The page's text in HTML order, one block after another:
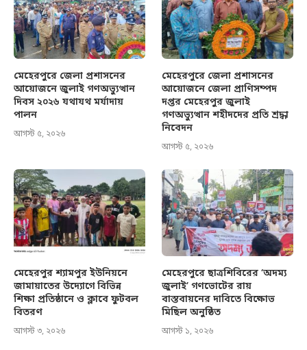
মেহেরপুরে জেলা প্রশাসনের
আয়োজনে জুলাই গণঅভ্যুত্থান
দিবস ২০২৬ যথাযথ মর্যাদায়
পালন
আগস্ট ৫, ২০২৬
মেহেরপুরে জেলা প্রশাসনের
আয়োজনে জেলা প্রাণিসম্পদ
দপ্তর মেহেরপুর জুলাই
গণঅভ্যুত্থান শহীদদের প্রতি শ্রদ্ধা
নিবেদন
আগস্ট ৫, ২০২৬
মেহেরপুর শ্যামপুর ইউনিয়নে
জামায়াতের উদ্যোগে বিভিন্ন
শিক্ষা প্রতিষ্ঠানে ও ক্লাবে ফুটবল
বিতরণ
আগস্ট ৩, ২০২৬
মেহেরপুরে ছাত্রশিবিরের ‘অদম্য
জুলাই’ গণভোটের রায়
বাস্তবায়নের দাবিতে বিক্ষোভ
মিছিল অনুষ্ঠিত
আগস্ট ১, ২০২৬